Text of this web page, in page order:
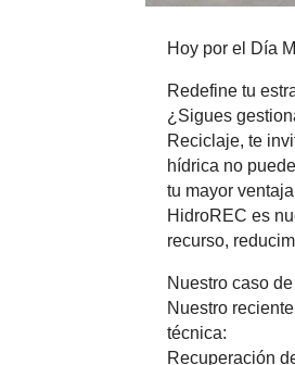
Hoy por el Día
Redefine tu
¿Sigues
Reciclaje, te
hídrica no
tu mayor
HidroREC es
recurso,
Nuestro caso
Nuestro
técnica:
Recuperación